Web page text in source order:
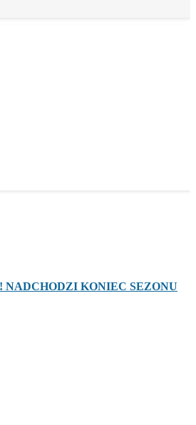
NADCHODZI KONIEC SEZONU